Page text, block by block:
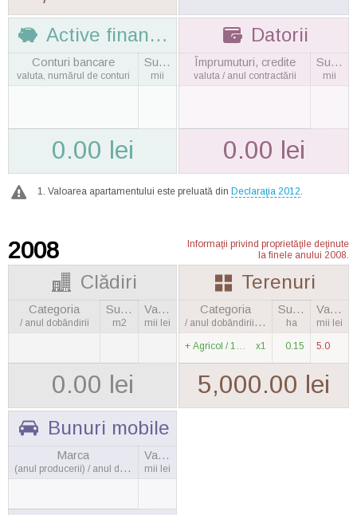
Active financiare
Conturi bancare
valuta, numărul de conturi
Suma
mii
0.00 lei
Datorii
Împrumuturi, credite
valuta / anul contractării
Suma
mii
0.00 lei
Valoarea apartamentului este preluată din Declaraţia 2012.
2008
Informaţii privind proprietăţile deţinute
la finele anului 2008.
Clădiri
Categoria
/ anul dobândirii
Suprafaţa
m2
Valoarea
mii lei
0.00 lei
Terenuri
Categoria
/ anul dobândirii, cantitatea
Suprafaţa
ha
Valoarea
mii lei
Agricol / 1990 x1 0.15 5.0
5,000.00 lei
Bunuri mobile
Marca
(anul producerii) / anul dobândirii
Valoarea
mii lei